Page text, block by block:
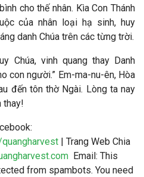
cho thế nhân. Kìa Con Thánh
của nhân loại hạ sinh, huy
danh Chúa trên các từng trời.
Chúa, vinh quang thay Danh
con người.” Em-ma-nu-ên, Hòa
đến tôn thờ Ngài. Lòng ta nay
thay!
| Trang Web Chia
Email: This
from spambots. You need